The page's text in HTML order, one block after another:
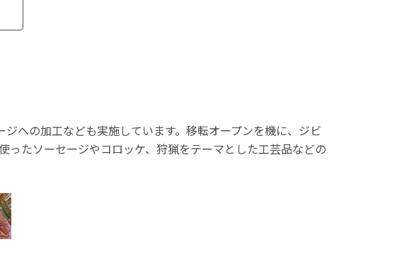
への加工なども実施しています。移転オープンを機に、ジビ
たソーセージやコロッケ、狩猟をテーマとした工芸品などの